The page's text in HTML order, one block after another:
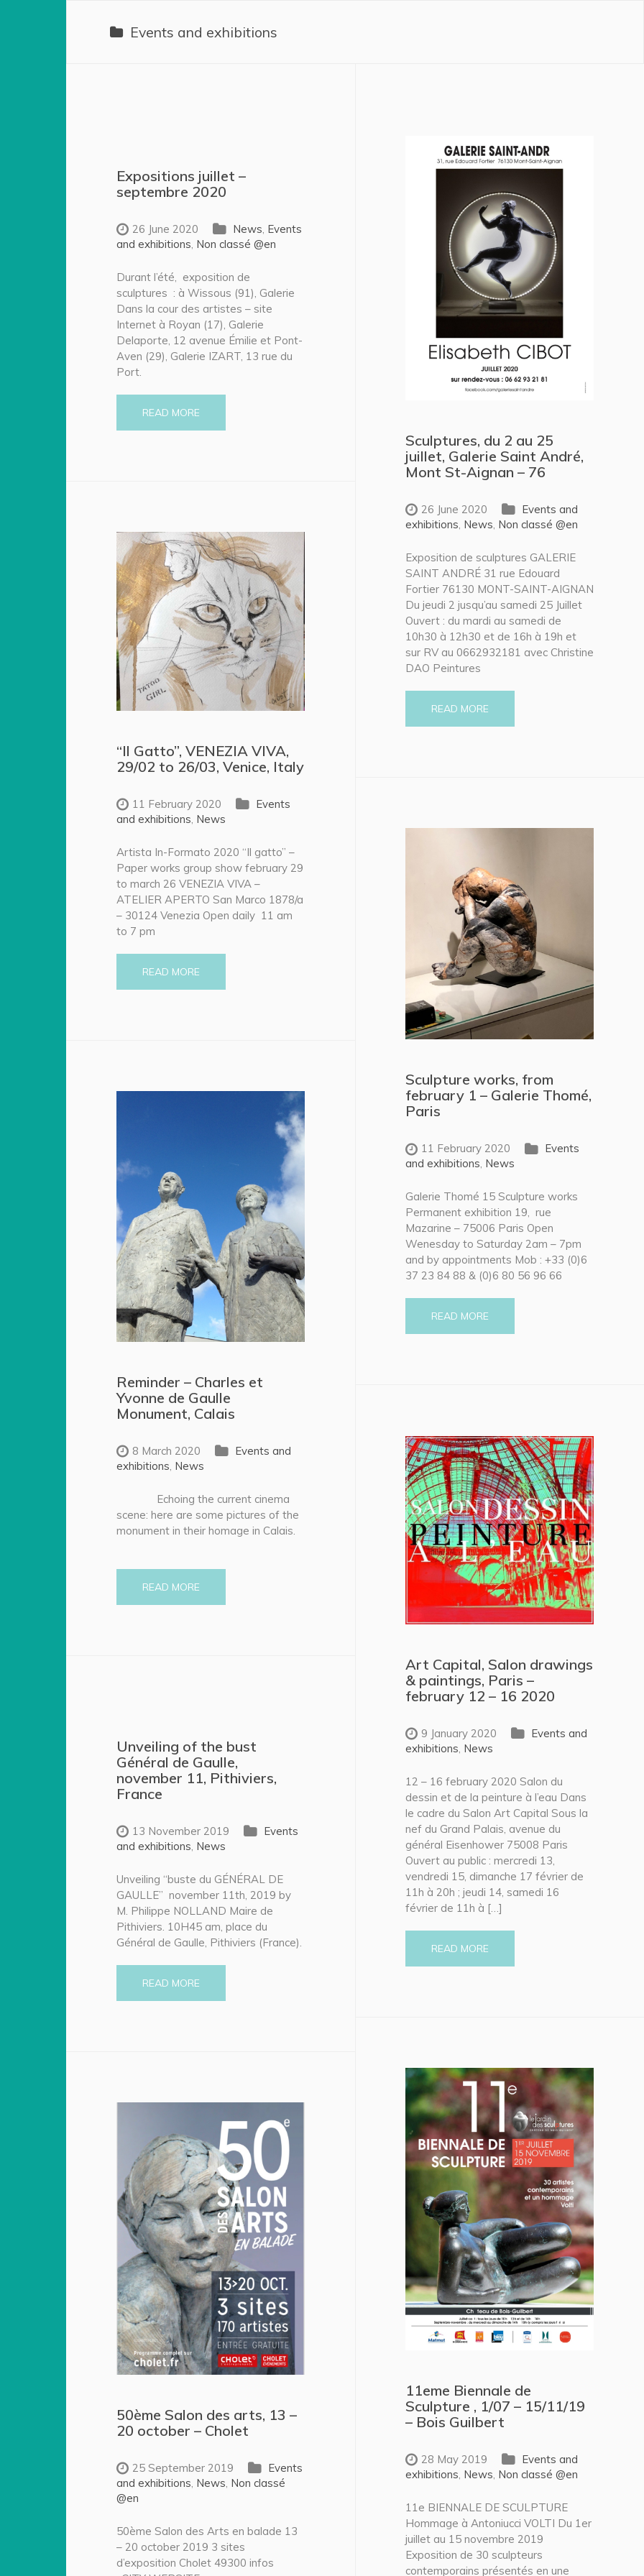
Events and exhibitions
Expositions juillet –
septembre 2020
26 June 2020 News, Events
and exhibitions, Non classé @en
Durant l’été, exposition de
sculptures : à Wissous (91), Galerie
Dans la cour des artistes – site
Internet à Royan (17), Galerie
Delaporte, 12 avenue Émilie et Pont-
Aven (29), Galerie IZART, 13 rue du
Port.
READ MORE
Sculptures, du 2 au 25
juillet, Galerie Saint André,
Mont St-Aignan – 76
26 June 2020
Events and
exhibitions, News, Non classé @en
Exposition de sculptures GALERIE
SAINT ANDRÉ 31 rue Edouard
Fortier 76130 MONT-SAINT-AIGNAN
Du jeudi 2 jusqu’au samedi 25 Juillet
Ouvert : du mardi au samedi de
10h30 à 12h30 et de 16h à 19h et
sur RV au 0662932181 avec Christine
DAO Peintures
READ MORE
“Il Gatto”, VENEZIA VIVA,
29/02 to 26/03, Venice, Italy
11 February 2020
Events
and exhibitions News
Artista In-Formato 2020 “Il gatto” –
Paper works group show february 29
to march 26 VENEZIA VIVA –
ATELIER APERTO San Marco 1878/a
– 30124 Venezia Open daily 11 am
to 7 pm
READ MORE
Sculpture works, from
february 1 – Galerie Thomé,
Paris
11 February 2020
Events
and exhibitions, News
Galerie Thomé 15 Sculpture works
Permanent exhibition 19, rue
Mazarine – 75006 Paris Open
Wenesday to Saturday 2am – 7pm
and by appointments Mob : +33 (0)6
37 23 84 88 & (0)6 80 56 96 66
READ MORE
Reminder – Charles et
Yvonne de Gaulle
Monument, Calais
8 March 2020
Events and
exhibitions, News
Echoing the current cinema
scene: here are some pictures of the
monument in their homage in Calais.
READ MORE
Art Capital, Salon drawings
& paintings, Paris –
february 12 – 16 2020
9 January 2020
Events and
exhibitions, News
12 – 16 february 2020 Salon du
dessin et de la peinture à l’eau Dans
le cadre du Salon Art Capital Sous la
nef du Grand Palais, avenue du
général Eisenhower 75008 Paris
Ouvert au public : mercredi 13,
vendredi 15, dimanche 17 février de
11h à 20h ; jeudi 14, samedi 16
février de 11h à […]
READ MORE
Unveiling of the bust
Général de Gaulle,
november 11, Pithiviers,
France
13 November 2019
Events
and exhibitions, News
Unveiling “buste du GÉNÉRAL DE
GAULLE” november 11th, 2019 by
M. Philippe NOLLAND Maire de
Pithiviers. 10H45 am, place du
Général de Gaulle, Pithiviers (France).
READ MORE
11eme Biennale de
Sculpture , 1/07 – 15/11/19
– Bois Guilbert
28 May 2019
Events and
exhibitions, News, Non classé @en
11e BIENNALE DE SCULPTURE
Hommage à Antoniucci VOLTI Du 1er
juillet au 15 novembre 2019
Exposition de 30 sculpteurs
contemporains présentés en une
50ème Salon des arts, 13 –
20 october – Cholet
25 September 2019
Events
and exhibitions News Non classé
@en
50ème Salon des Arts en balade 13
– 20 october 2019 3 sites
d’exposition Cholet 49300 infos